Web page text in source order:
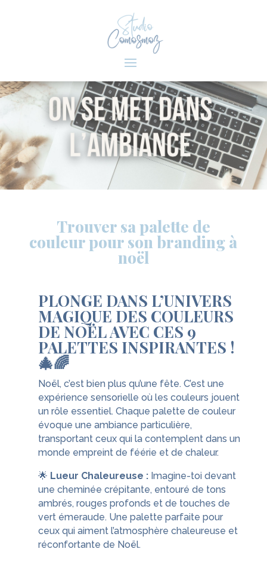
Trouver sa palette de
couleur pour son branding à
noël
PLONGE DANS L’UNIVERS
MAGIQUE DES COULEURS
DE NOËL AVEC CES 9
PALETTES INSPIRANTES !
🎄🌈
Noël, c’est bien plus qu’une fête. C’est une
expérience sensorielle où les couleurs jouent
un rôle essentiel. Chaque palette de couleur
évoque une ambiance particulière,
transportant ceux qui la contemplent dans un
monde empreint de féérie et de chaleur.
🌟 Lueur Chaleureuse :Imagine-toi devant
une cheminée crépitante, entouré de tons
ambrés, rouges profonds et de touches de
vert émeraude. Une palette parfaite pour
ceux qui aiment l’atmosphère chaleureuse et
réconfortante de Noël.